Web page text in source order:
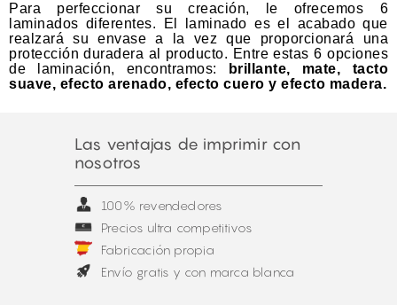
Para perfeccionar su creación, le ofrecemos 6
laminados diferentes. El laminado es el acabado que
realzará su envase a la vez que proporcionará una
protección duradera al producto. Entre estas 6 opciones
de laminación, encontramos:
brillante, mate, tacto
suave, efecto arenado, efecto cuero y efecto madera.
Las ventajas de imprimir con
nosotros
100% revendedores
Precios ultra competitivos
Fabricación propia
Envío gratis y con marca blanca